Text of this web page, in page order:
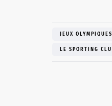
JEUX
LE SPORTING